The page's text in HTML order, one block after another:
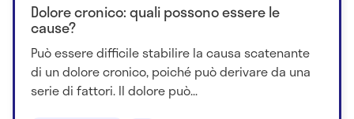
Dolore cronico: quali possono essere le
cause?
Può essere difficile stabilire la causa scatenante
di un dolore cronico, poiché può derivare da una
serie di fattori. Il dolore può...